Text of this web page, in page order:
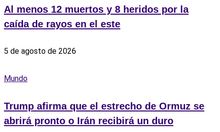
Al menos 12 muertos y 8 heridos por la
caída de rayos en el este
5 de agosto de 2026
Mundo
Trump afirma que el estrecho de Ormuz se
abrirá pronto o Irán recibirá un duro